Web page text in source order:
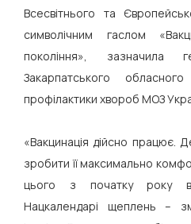
Всесвітнього та
символічним гаслом
покоління», зазначила
Закарпатського
профілактики хвороб МОЗ
«Вакцинація дійсно
зробити її максимально
цього з початку року
Нацкалендарі щеплень –